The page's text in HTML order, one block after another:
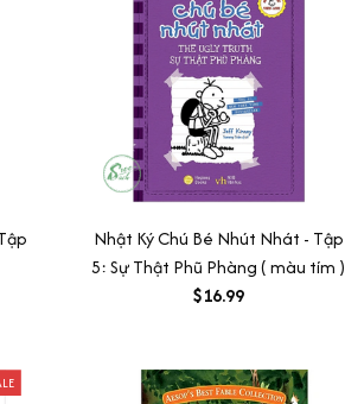
Nhật Ký Chú Bé Nhút Nhát - Tập
5: Sự Thật Phũ Phàng ( màu tím )
$16.99